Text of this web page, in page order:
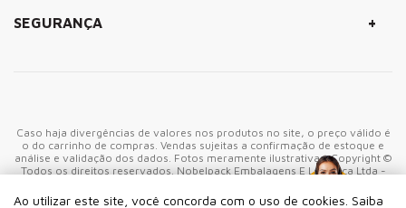
Ao utilizar este site, você concorda com o uso de cookies. Saiba
SEGURANÇA +
Caso haja divergências de valores nos produtos no site, o preço válido é
o do carrinho de compras. Vendas sujeitas a confirmação de estoque e
análise e validação dos dados. Fotos meramente ilustrativas. Copyright ©
Todos os direitos reservados. Nobelpack Embalagens E Logistica Ltda -
000 São Paulo-SP - Brasil